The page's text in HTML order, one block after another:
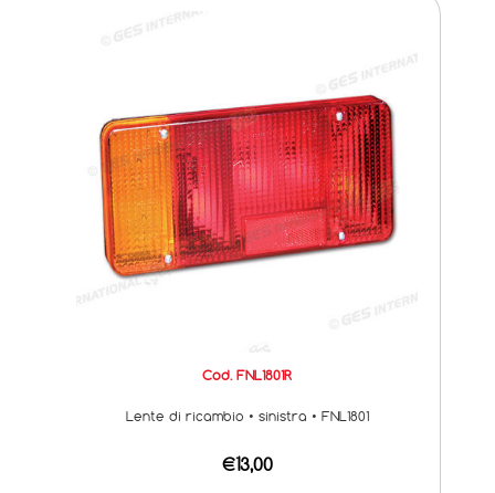
Cod. FNL1801R
Lente di ricambio • sinistra • FNL1801
€13,00